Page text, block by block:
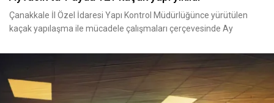
Çanakkale İl Özel İdaresi Yapı Kontrol Müdürlüğünce yürütülen
kaçak yapılaşma ile mücadele çalışmaları çerçevesinde Ay